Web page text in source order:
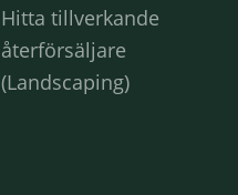
Hitta tillverkande
återförsäljare
(Landscaping)